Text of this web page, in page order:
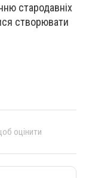
стародавніх
створювати
оцінити